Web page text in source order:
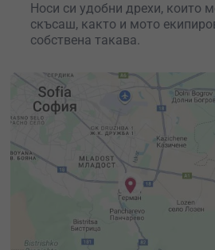
Носи си удобни дрехи, които
скъсаш, както и мото
собствена такава.